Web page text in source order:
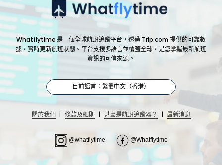
Whatflytime 是一個全球航班追蹤平台，透過 Trip.com 提供的可靠數
據，實時更新航班狀態。平台支援多語言並覆蓋全球，是您掌握最新航班
資訊的可信來源。
目前語言：繁體中文（香港）
關於我們 | 條款及細則 | 甚麼是航班追蹤器？ | 最新消息
@whatflytime @Whatflytime